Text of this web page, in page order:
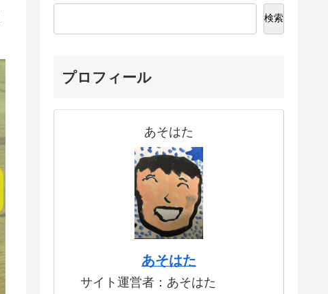
検索
プロフィール
あそはた
あそはた
サイト運営者：あそはた